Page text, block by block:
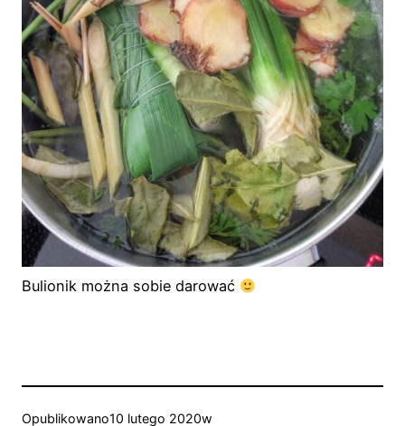
Bulionik można sobie darować
Opublikowano10 lutego 2020w